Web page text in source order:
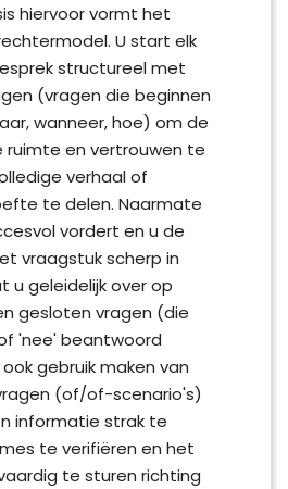
hiervoor vormt het
U start elk
structureel met
(vragen die beginnen
wanneer, hoe) om de
ruimte en vertrouwen te
verhaal of
te delen. Naarmate
vordert en u de
vraagstuk scherp in
u geleidelijk over op
gesloten vragen (die
'nee' beantwoord
gebruik maken van
(of/of-scenario's)
informatie strak te
te verifiëren en het
te sturen richting